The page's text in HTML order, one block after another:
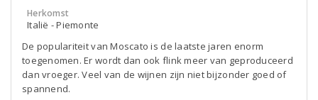
Herkomst
Italië - Piemonte
De populariteit van Moscato is de laatste jaren enorm
toegenomen. Er wordt dan ook flink meer van geproduceerd
dan vroeger. Veel van de wijnen zijn niet bijzonder goed of
spannend.